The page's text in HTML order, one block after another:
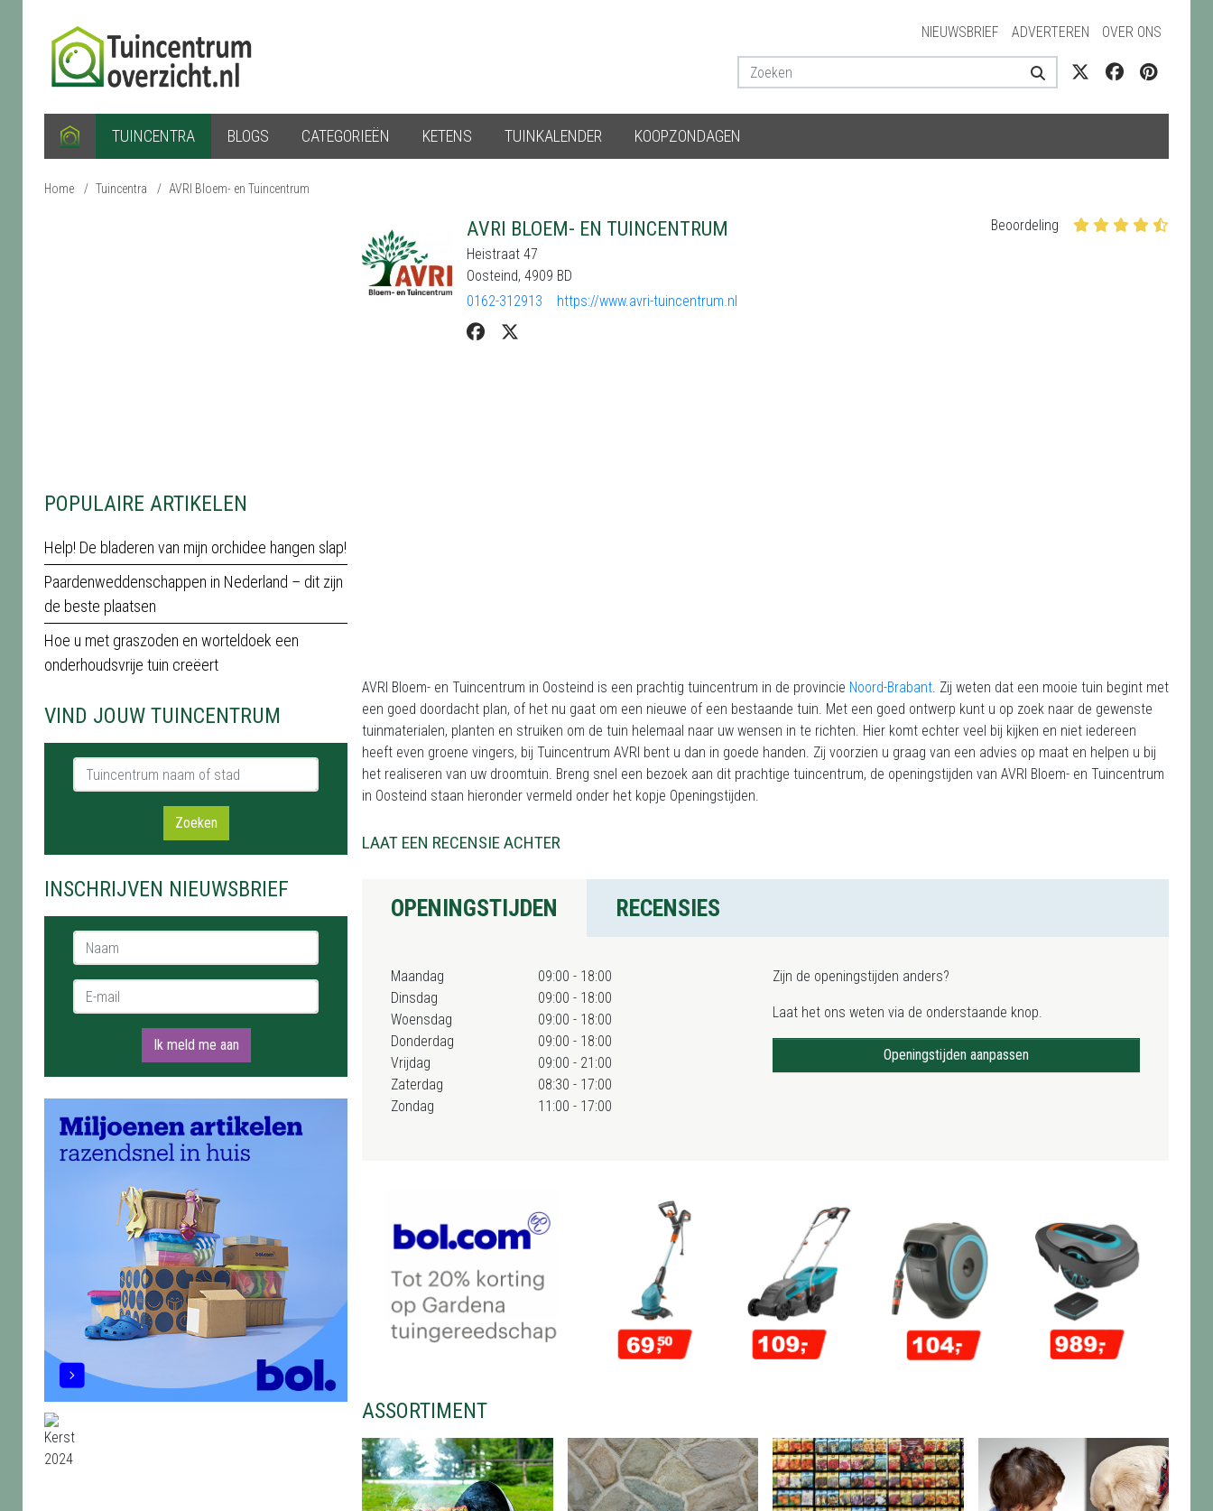
NIEUWSBRIEF ADVERTEREN OVER ONS
TUINCENTRA BLOGS CATEGORIEËN KETENS TUINKALENDER KOOPZONDAGEN
Home / Tuincentra / AVRI Bloem- en Tuincentrum
POPULAIRE ARTIKELEN
Help! De bladeren van mijn orchidee hangen slap!
Paardenweddenschappen in Nederland – dit zijn
de beste plaatsen
Hoe u met graszoden en worteldoek een
onderhoudsvrije tuin creëert
VIND JOUW TUINCENTRUM
Tuincentrum naam of stad
Zoeken
INSCHRIJVEN NIEUWSBRIEF
Naam *
E-mail *
Ik meld me aan
AVRI BLOEM- EN TUINCENTRUM
Heistraat 47
Oosteind, 4909 BD
0162-312913
https://www.avri-tuincentrum.nl
Beoordeling
AVRI Bloem- en Tuincentrum in Oosteind is een prachtig tuincentrum in de provincie Noord-Brabant. Zij weten dat een mooie tuin begint met
een goed doordacht plan, of het nu gaat om een nieuwe of een bestaande tuin. Met een goed ontwerp kunt u op zoek naar de gewenste
tuinmaterialen, planten en struiken om de tuin helemaal naar uw wensen in te richten. Hier komt echter veel bij kijken en niet iedereen
heeft even groene vingers, bij Tuincentrum AVRI bent u dan in goede handen. Zij voorzien u graag van een advies op maat en helpen u bij
het realiseren van uw droomtuin. Breng snel een bezoek aan dit prachtige tuincentrum, de openingstijden van AVRI Bloem- en Tuincentrum
in Oosteind staan hieronder vermeld onder het kopje Openingstijden.
LAAT EEN RECENSIE ACHTER
OPENINGSTIJDEN RECENSIES
Maandag
09:00 - 18:00
Dinsdag
09:00 - 18:00
Woensdag
09:00 - 18:00
Donderdag
09:00 - 18:00
Vrijdag
09:00 - 21:00
Zaterdag
08:30 - 17:00
Zondag
11:00 - 17:00
Zijn de openingstijden anders?
Laat het ons weten via de onderstaande knop.
Openingstijden aanpassen
ASSORTIMENT